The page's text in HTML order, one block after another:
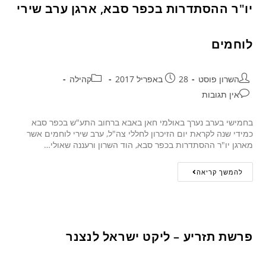
יו"ר ההסתדרות בכפר סבא, ארגן ערב שירי
לוחמים
השרון פוסט 28 באפריל 2017
קהילה
אין תגובות
בחמישי בערב נערך באולמי חאן באבא ברחוב התע"ש בכפר סבא
כמידי שנה לקראת יום הזיכרון לחללי צה"ל, ערב שירי לוחמים אשר
מארגן יו"ר ההסתדרות בכפר סבא, הוד השרון ורעננה שאולי…
להמשך קריאה
פרשת תזריע – ליקט ישראל לנצנר